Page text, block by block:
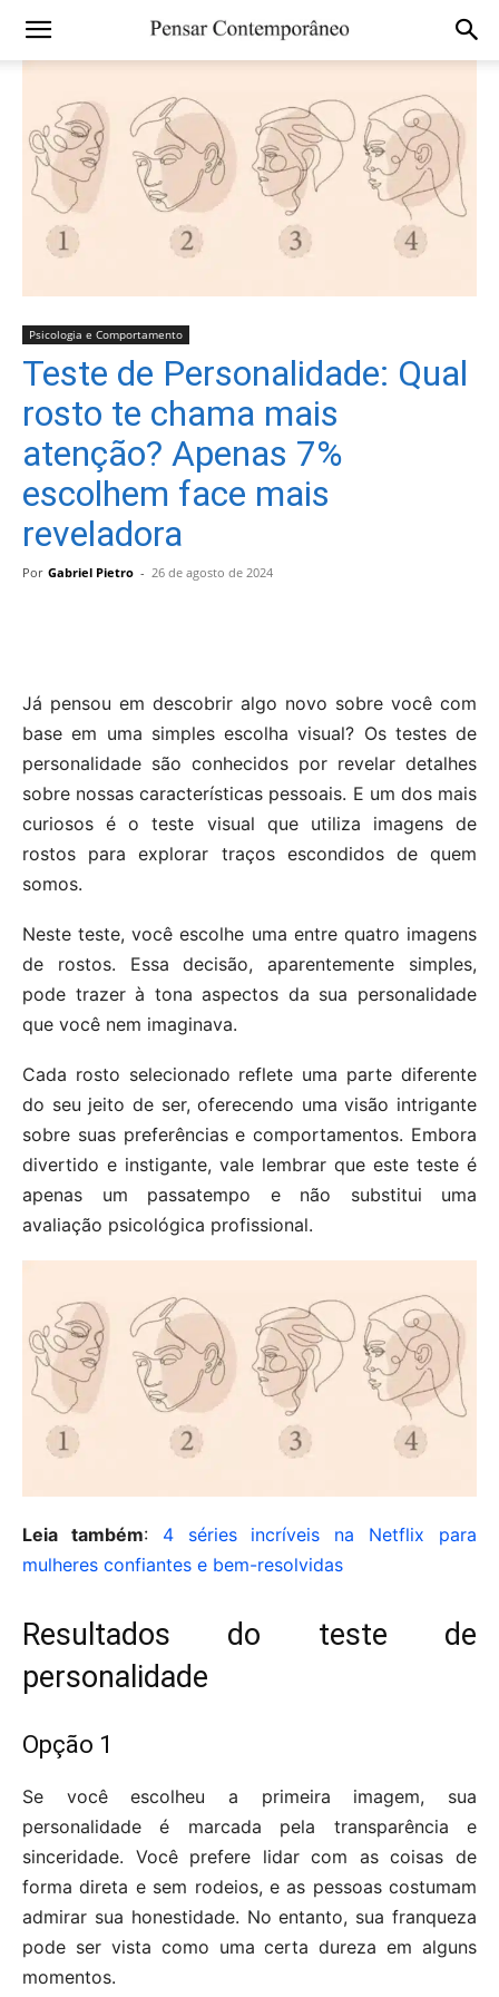
Psicologia e Comportamento
Teste de Personalidade: Qual
rosto te chama mais
atenção? Apenas 7%
escolhem face mais
reveladora
Por Gabriel Pietro - 26 de agosto de 2024
Já pensou em descobrir algo novo sobre você com
base em uma simples escolha visual? Os testes de
personalidade são conhecidos por revelar detalhes
sobre nossas características pessoais. E um dos mais
curiosos é o teste visual que utiliza imagens de
rostos para explorar traços escondidos de quem
somos.
Neste teste, você escolhe uma entre quatro imagens
de rostos. Essa decisão, aparentemente simples,
pode trazer à tona aspectos da sua personalidade
que você nem imaginava.
Cada rosto selecionado reflete uma parte diferente
do seu jeito de ser, oferecendo uma visão intrigante
sobre suas preferências e comportamentos. Embora
divertido e instigante, vale lembrar que este teste é
apenas um passatempo e não substitui uma
avaliação psicológica profissional.
Leia também: 4 séries incríveis na Netflix para
mulheres confiantes e bem-resolvidas
Resultados do teste de
personalidade
Opção 1
Se você escolheu a primeira imagem, sua
personalidade é marcada pela transparência e
sinceridade. Você prefere lidar com as coisas de
forma direta e sem rodeios, e as pessoas costumam
admirar sua honestidade. No entanto, sua franqueza
pode ser vista como uma certa dureza em alguns
momentos.